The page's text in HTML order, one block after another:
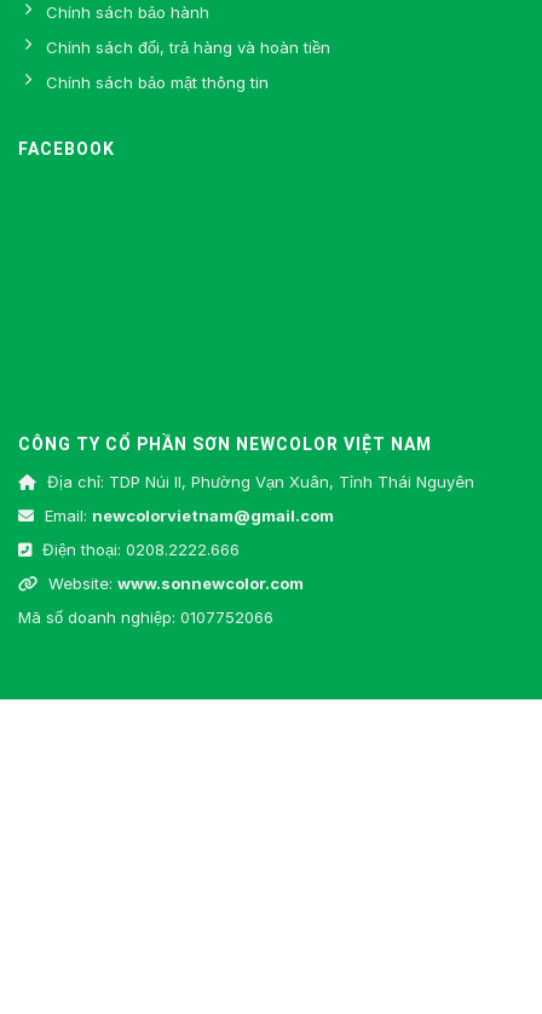
Chính sách bảo hành
Chính sách đổi, trả hàng và hoàn tiền
Chính sách bảo mật thông tin
FACEBOOK
CÔNG TY CỔ PHẦN SƠN NEWCOLOR VIỆT NAM
Địa chỉ: TDP Núi II, Phường Vạn Xuân, Tỉnh Thái Nguyên
Email: newcolorvietnam@gmail.com
Điện thoại: 0208.2222.666
Website: www.sonnewcolor.com
Mã số doanh nghiệp: 0107752066